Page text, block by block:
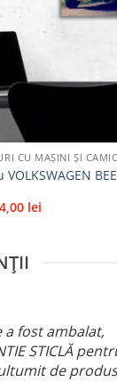
CU MAŞINI ŞI
lei
fost ambalat,
STICLĂ
de